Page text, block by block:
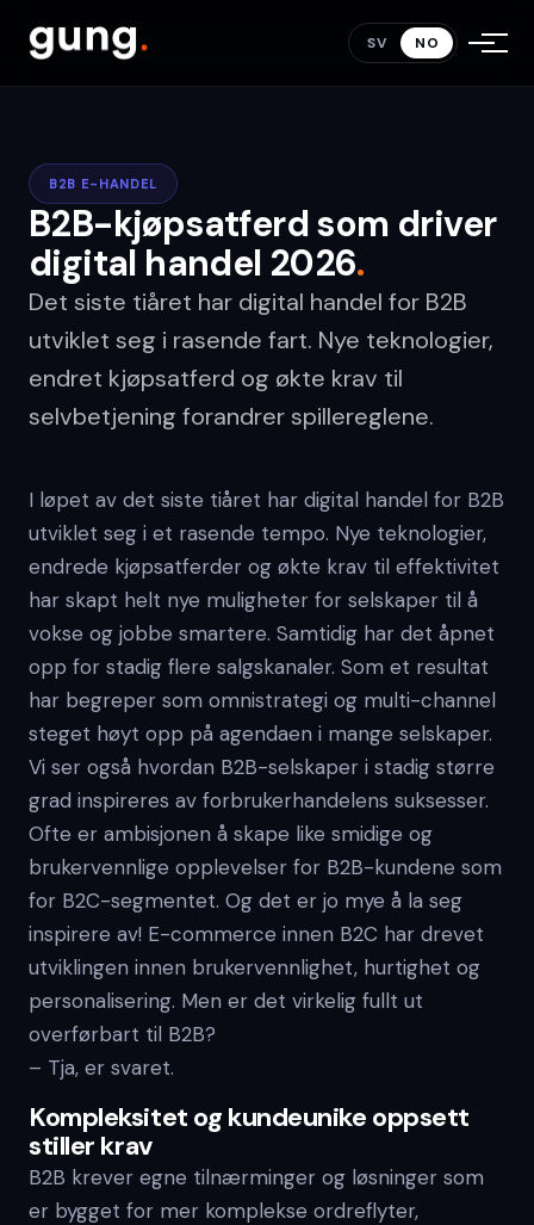
SV NO
B2B E-HANDEL
B2B-kjøpsatferd som driver
digital handel 2026.
Det siste tiåret har digital handel for B2B
utviklet seg i rasende fart. Nye teknologier,
endret kjøpsatferd og økte krav til
selvbetjening forandrer spillereglene.
I løpet av det siste tiåret har digital handel for B2B
utviklet seg i et rasende tempo. Nye teknologier,
endrede kjøpsatferder og økte krav til effektivitet
har skapt helt nye muligheter for selskaper til å
vokse og jobbe smartere. Samtidig har det åpnet
opp for stadig flere salgskanaler. Som et resultat
har begreper som omnistrategi og multi-channel
steget høyt opp på agendaen i mange selskaper.
Vi ser også hvordan B2B-selskaper i stadig større
grad inspireres av forbrukerhandelens suksesser.
Ofte er ambisjonen å skape like smidige og
brukervennlige opplevelser for B2B-kundene som
for B2C-segmentet. Og det er jo mye å la seg
inspirere av! E-commerce innen B2C har drevet
utviklingen innen brukervennlighet, hurtighet og
personalisering. Men er det virkelig fullt ut
overførbart til B2B?
– Tja, er svaret.
Kompleksitet og kundeunike oppsett
stiller krav
B2B krever egne tilnærminger og løsninger som
er bygget for mer komplekse ordreflyter,